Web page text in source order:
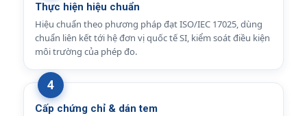
Thực hiện hiệu chuẩn
Hiệu chuẩn theo phương pháp đạt ISO/IEC 17025, dùng
chuẩn liên kết tới hệ đơn vị quốc tế SI, kiểm soát điều kiện
môi trường của phép đo.
Cấp chứng chỉ & dán tem